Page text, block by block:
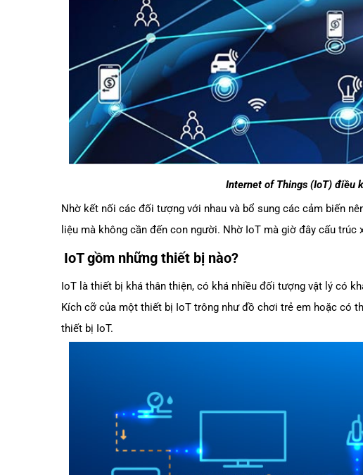
Internet of Things (IoT) điều
Nhờ kết nối các đối tượng với nhau và bổ sung các cảm biến
liệu mà không cần đến con người. Nhờ IoT mà giờ đây cấu trúc
IoT gồm những thiết bị nào?
IoT là thiết bị khá thân thiện, có khá nhiều đối tượng vật lý có
Kích cỡ của một thiết bị IoT trông như đồ chơi trẻ em hoặc có
thiết bị IoT.